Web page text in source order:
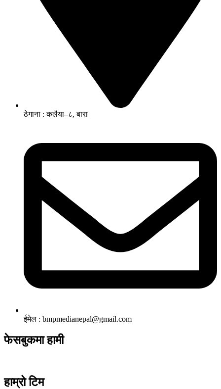
ठेगाना : कलैया–८, बारा
ईमेल : bmpmedianepal@gmail.com
फेसबुकमा हामी
हाम्रो टिम